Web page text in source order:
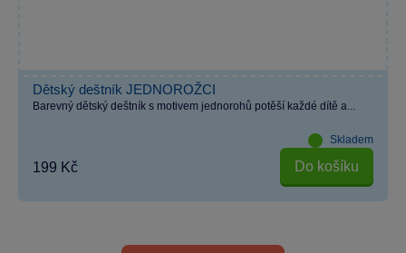
Dětský deštník JEDNOROŽCI
Barevný dětský deštník s motivem jednorohů potěší každé dítě a...
Skladem
199 Kč Do košíku